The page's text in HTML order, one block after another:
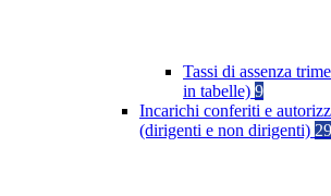
Tassi di assenza
in tabelle) 9
Incarichi conferiti e
(dirigenti e non dirigenti) 29